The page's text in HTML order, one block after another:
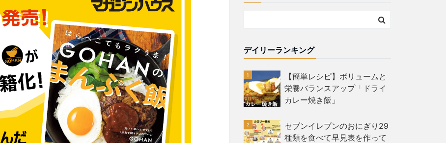
デイリーランキング
【簡単レシピ】ボリュームと
栄養バランスアップ「ドライ
カレー焼き飯」
セブンイレブンのおにぎり29
種類を食べて早見表を作って